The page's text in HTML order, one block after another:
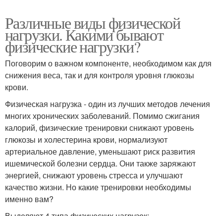
Различные виды физической
нагрузки. Какими бывают
физические нагрузки?
Поговорим о важном компоненте, необходимом как для
снижения веса, так и для контроля уровня глюкозы
крови.
Физическая нагрузка - один из лучших методов лечения
многих хронических заболеваний. Помимо сжигания
калорий, физические тренировки снижают уровень
глюкозы и холестерина крови, нормализуют
артериальное давление, уменьшают риск развития
ишемической болезни сердца. Они также заряжают
энергией, снижают уровень стресса и улучшают
качество жизни. Но какие тренировки необходимы
именно вам?